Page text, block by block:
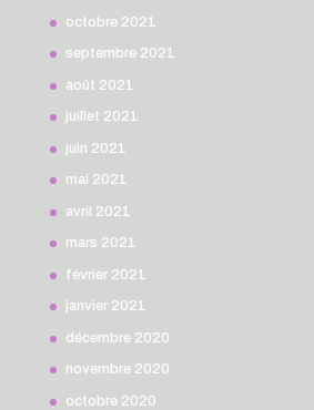
octobre 2021
septembre 2021
août 2021
juillet 2021
juin 2021
mai 2021
avril 2021
mars 2021
février 2021
janvier 2021
décembre 2020
novembre 2020
octobre 2020